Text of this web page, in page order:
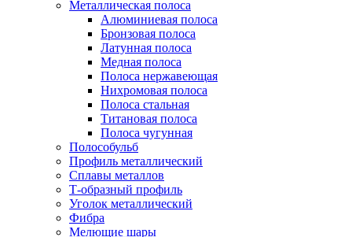
Металлическая полоса
Алюминиевая полоса
Бронзовая полоса
Латунная полоса
Медная полоса
Полоса нержавеющая
Нихромовая полоса
Полоса стальная
Титановая полоса
Полоса чугунная
Полособульб
Профиль металлический
Сплавы металлов
Т-образный профиль
Уголок металлический
Фибра
Мелющие шары